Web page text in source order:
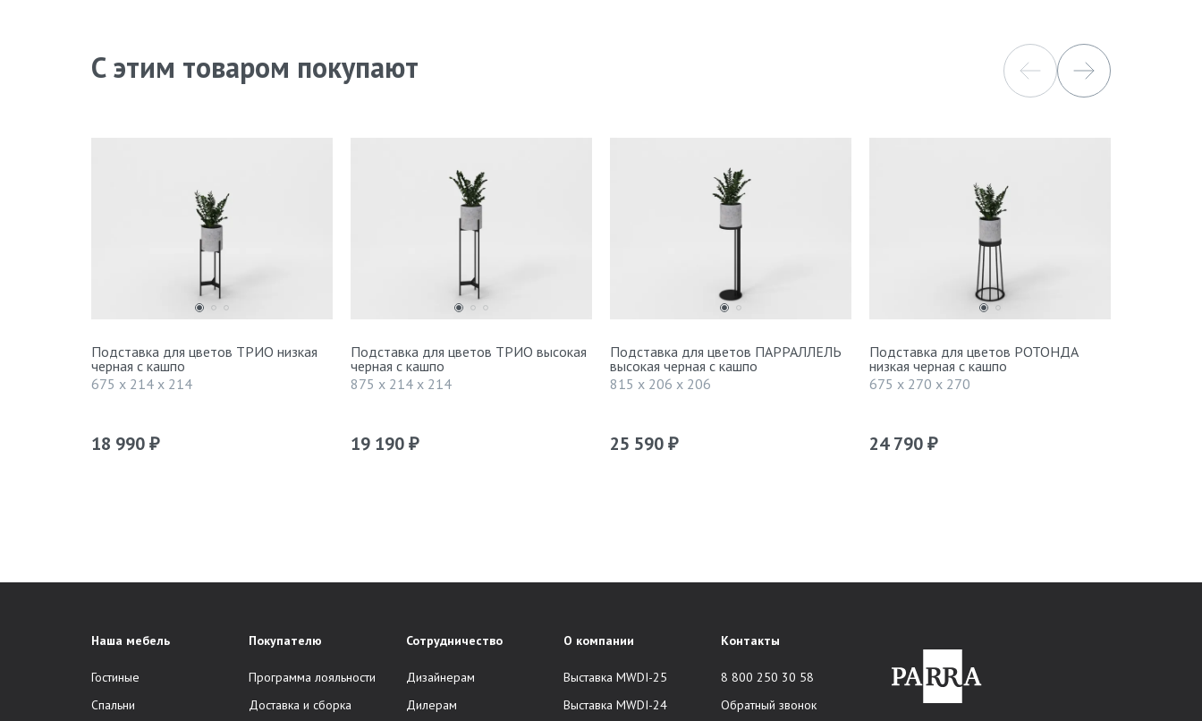
С этим товаром покупают
Подставка для цветов ТРИО низкая
черная с кашпо
675 x 214 x 214
18 990 ₽
Подставка для цветов ТРИО высокая
черная с кашпо
875 x 214 x 214
19 190 ₽
Подставка для цветов ПАРРАЛЛЕЛЬ
высокая черная с кашпо
815 x 206 x 206
25 590 ₽
Подставка для цветов РОТОНДА
низкая черная с кашпо
675 x 270 x 270
24 790 ₽
Наша мебель
Гостиные
Спальни
Покупателю
Программа лояльности
Доставка и сборка
Сотрудничество
Дизайнерам
Дилерам
О компании
Выставка MWDI-25
Выставка MWDI-24
Контакты
8 800 250 30 58
Обратный звонок